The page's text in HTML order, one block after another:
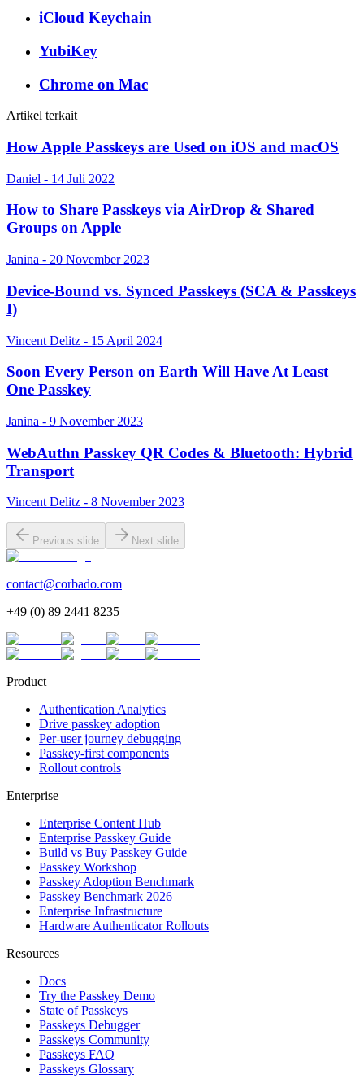
iCloud Keychain
YubiKey
Chrome on Mac
Artikel terkait
How Apple Passkeys are Used on iOS and macOS
Daniel - 14 Juli 2022
How to Share Passkeys via AirDrop & Shared
Groups on Apple
Janina - 20 November 2023
Device-Bound vs. Synced Passkeys (SCA & Passkeys
I)
Vincent Delitz - 15 April 2024
Soon Every Person on Earth Will Have At Least
One Passkey
Janina - 9 November 2023
WebAuthn Passkey QR Codes & Bluetooth: Hybrid
Transport
Vincent Delitz - 8 November 2023
Previous slide Next slide
contact@corbado.com
+49 (0) 89 2441 8235
Product
Authentication Analytics
Drive passkey adoption
Per-user journey debugging
Passkey-first components
Rollout controls
Enterprise
Enterprise Content Hub
Enterprise Passkey Guide
Build vs Buy Passkey Guide
Passkey Workshop
Passkey Adoption Benchmark
Passkey Benchmark 2026
Enterprise Infrastructure
Hardware Authenticator Rollouts
Resources
Docs
Try the Passkey Demo
State of Passkeys
Passkeys Debugger
Passkeys Community
Passkeys FAQ
Passkeys Glossary